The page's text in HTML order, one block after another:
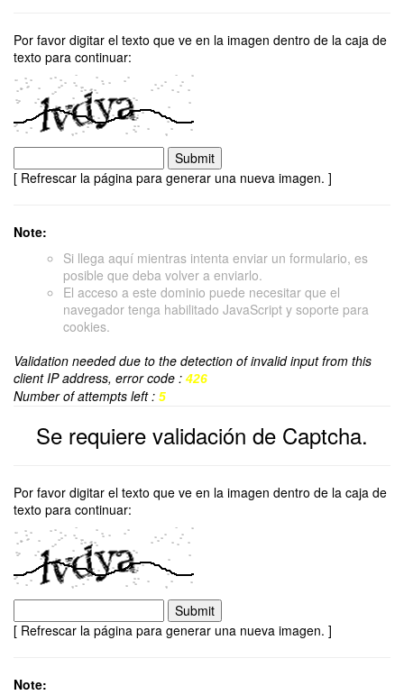
Por favor digitar el texto que ve en la imagen dentro de la caja de
texto para continuar:
[ Refrescar la página para generar una nueva imagen. ]
Note:
Si llega aquí mientras intenta enviar un formulario, es
posible que deba volver a enviarlo.
El acceso a este dominio puede necesitar que el
navegador tenga habilitado JavaScript y soporte para
cookies.
Validation needed due to the detection of invalid input from this
client IP address, error code : 426
Number of attempts left : 5
Se requiere validación de Captcha.
Por favor digitar el texto que ve en la imagen dentro de la caja de
texto para continuar:
[ Refrescar la página para generar una nueva imagen. ]
Note: